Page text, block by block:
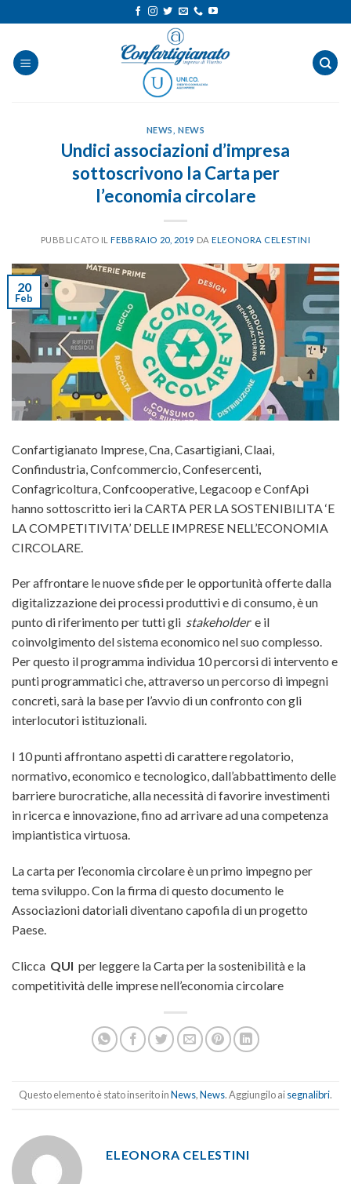
ai
contenuti
NEWS ,NEWS
Undici associazioni d’impresa
sottoscrivono la Carta per
l’economia circolare
PUBBLICATO ILFEBBRAIO 20, 2019 DAELEONORA CELESTINI
20
Feb
Confartigianato Imprese, Cna, Casartigiani, Claai,
Confindustria, Confcommercio, Confesercenti,
Confagricoltura, Confcooperative, Legacoop e ConfApi
hanno sottoscritto ieri la CARTA PER LA SOSTENIBILITA ‘E
LA COMPETITIVITA’ DELLE IMPRESE NELL’ECONOMIA
CIRCOLARE.
Per affrontare le nuove sfide per le opportunità offerte dalla
digitalizzazione dei processi produttivi e di consumo, è un
punto di riferimento per tutti gli stakeholdere il
coinvolgimento del sistema economico nel suo complesso.
Per questo il programma individua 10 percorsi di intervento e
punti programmatici che, attraverso un percorso di impegni
concreti, sarà la base per l’avvio di un confronto con gli
interlocutori istituzionali.
I 10 punti affrontano aspetti di carattere regolatorio,
normativo, economico e tecnologico, dall’abbattimento delle
barriere burocratiche, alla necessità di favorire investimenti
in ricerca e innovazione, fino ad arrivare ad una competenza
impiantistica virtuosa.
La carta per l’economia circolare è un primo impegno per
tema sviluppo.Con la firma di questo documento le
Associazioni datoriali diventano capofila di un progetto
Paese.
Clicca QUI per leggere la Carta per la sostenibilità e la
competitività delle imprese nell’economia circolare
Questo elemento è stato inserito inNews,News. Aggiungilo aisegnalibri.
ELEONORA CELESTINI